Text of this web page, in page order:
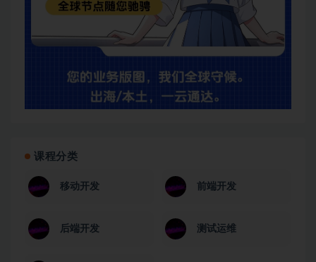
课程分类
移动开发 前端开发
后端开发 测试运维